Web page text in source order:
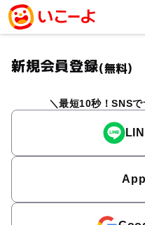
新規会員登録(無料)
最短10秒！SNSで